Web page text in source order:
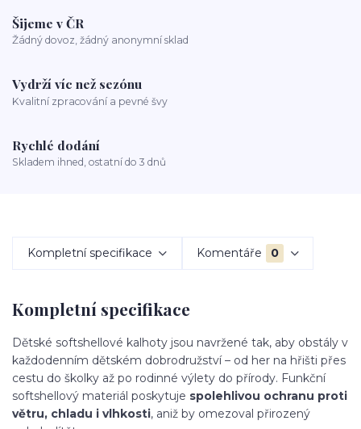
Šijeme v ČR
Žádný dovoz, žádný anonymní sklad
Vydrží víc než sezónu
Kvalitní zpracování a pevné švy
Rychlé dodání
Skladem ihned, ostatní do 3 dnů
Kompletní specifikace Komentáře 0
Kompletní specifikace
Dětské softshellové kalhoty jsou navržené tak, aby obstály v
každodenním dětském dobrodružství – od her na hřišti přes
cestu do školky až po rodinné výlety do přírody. Funkční
softshellový materiál poskytuje spolehlivou ochranu proti
větru, chladu i vlhkosti, aniž by omezoval přirozený